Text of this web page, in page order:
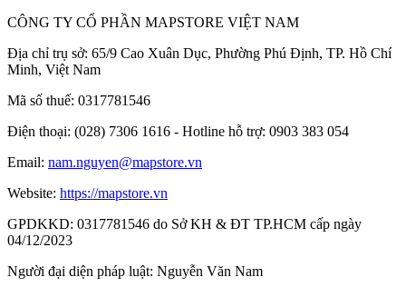
CÔNG TY CỔ PHẦN MAPSTORE VIỆT NAM
Địa chỉ trụ sở: 65/9 Cao Xuân Dục, Phường Phú Định, TP. Hồ Chí
Minh, Việt Nam
Mã số thuế: 0317781546
Điện thoại: (028) 7306 1616 - Hotline hỗ trợ: 0903 383 054
Email: nam.nguyen@mapstore.vn
Website: https://mapstore.vn
GPDKKD: 0317781546 do Sở KH & ĐT TP.HCM cấp ngày
04/12/2023
Người đại diện pháp luật: Nguyễn Văn Nam